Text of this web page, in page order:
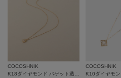
COCOSHNIK
K18ダイヤモンド バゲット透かし取り巻き ネックレス
COCOSHNIK